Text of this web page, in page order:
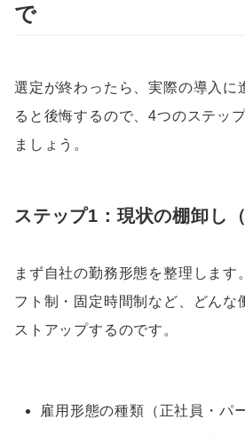
で
選定が終わったら、実際の導入に
ると後悔するので、4つのステッ
ましょう。
ステップ1：現状の棚卸し
まず自社の勤務形態を整理します
フト制・固定時間制など、どんな
ストアップするのです。
雇用形態の種類（正社員・パ